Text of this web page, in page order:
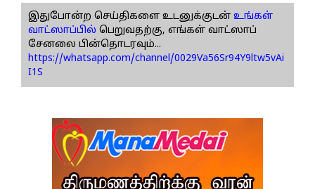
இதுபோன்ற செய்திகளை உடனுக்குடன் உங்கள்
வாட்ஸாப்பில் பெறுவதற்கு, எங்கள் வாட்ஸாப்
சேனலை பின்தொடரவும்...
https://whatsapp.com/channel/0029Va56Sr94Y9ltw5vAi
I1S